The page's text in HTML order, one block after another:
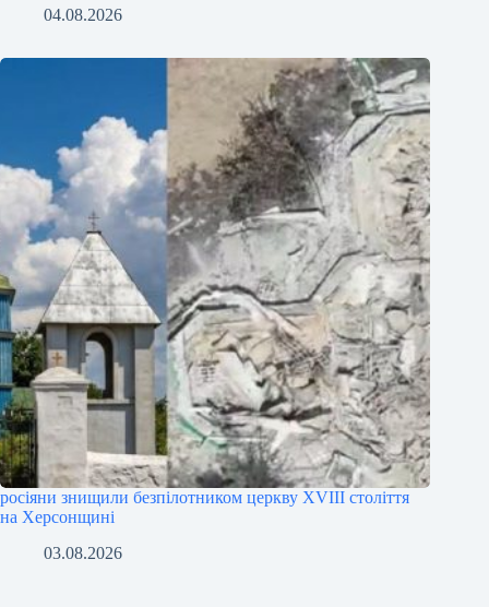
04.08.2026
росіяни знищили безпілотником церкву XVIII століття
на Херсонщині
03.08.2026